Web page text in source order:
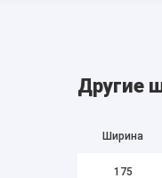
Другие
Ширина
175